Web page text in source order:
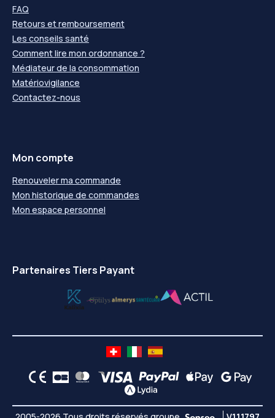
FAQ
Retours et remboursement
Les conseils santé
Comment lire mon ordonnance ?
Médiateur de la consommation
Matériovigilance
Contactez-nous
Mon compte
Renouveler ma commande
Mon historique de commandes
Mon espace personnel
Partenaires Tiers Payant